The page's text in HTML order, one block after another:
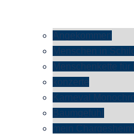
Angekommen
Menschen in
Menschenkette
konzerte
Karneval
Baumgefühl
mein